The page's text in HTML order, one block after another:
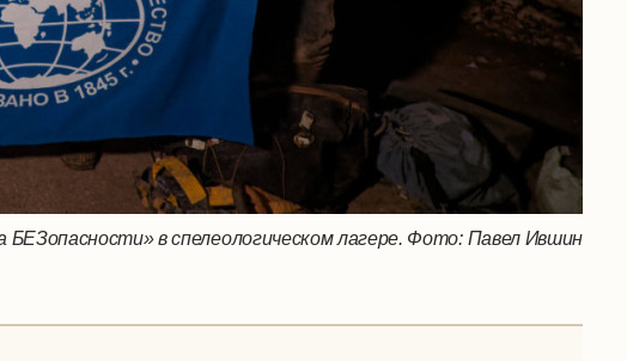
в спелеологическом лагере. Фото: Павел Ившин